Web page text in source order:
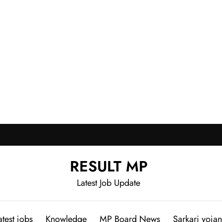
RESULT MP
Latest Job Update
jobs Knowledge MP Board News Sarkari